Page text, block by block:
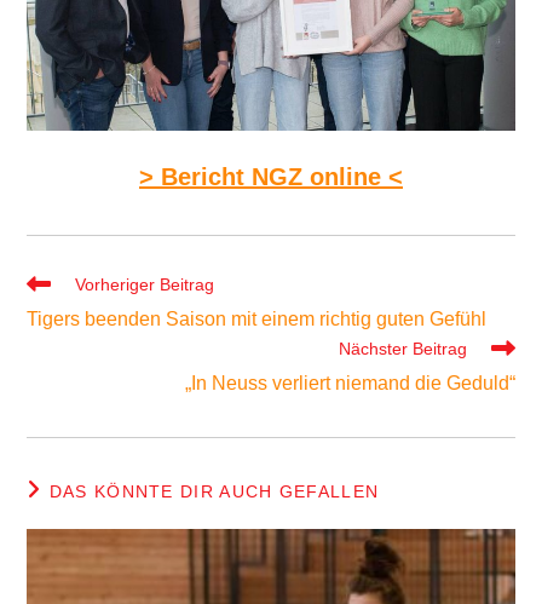
> Bericht NGZ online <
Weitere
ansehen
Vorheriger Beitrag
Tigers beenden Saison mit einem richtig guten Gefühl
Nächster Beitrag
„In Neuss verliert niemand die Geduld“
DAS KÖNNTE DIR AUCH GEFALLEN